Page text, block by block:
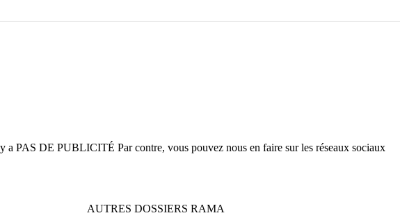
a PAS DE PUBLICITÉ Par contre, vous pouvez nous en faire sur les réseaux sociaux
AUTRES DOSSIERS RAMA